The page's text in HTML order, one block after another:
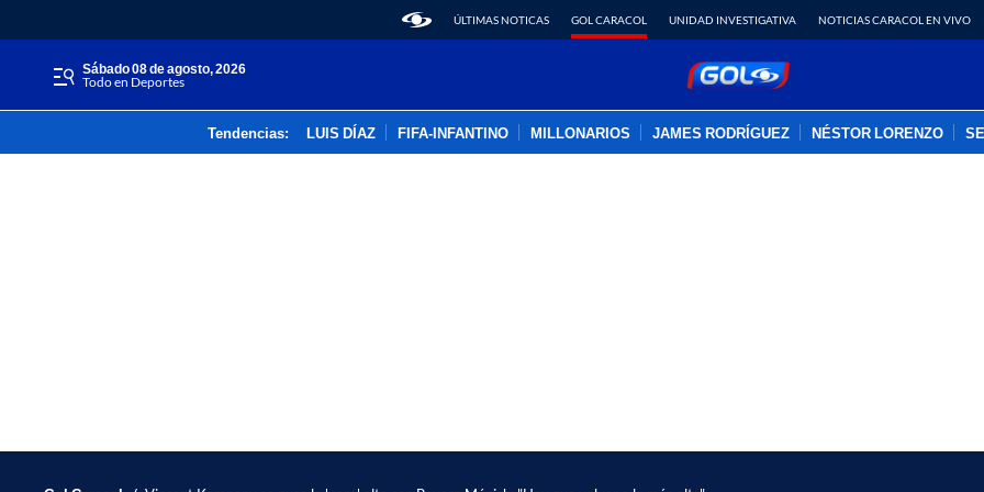
ÚLTIMAS NOTICAS GOL CARACOL UNIDAD INVESTIGATIVA NOTICIAS CARACOL EN VIVO
sábado 08 de agosto, 2026
Todo en Deportes
Tendencias: LUIS DÍAZ FIFA-INFANTINO MILLONARIOS JAMES RODRÍGUEZ NÉSTOR LORENZO